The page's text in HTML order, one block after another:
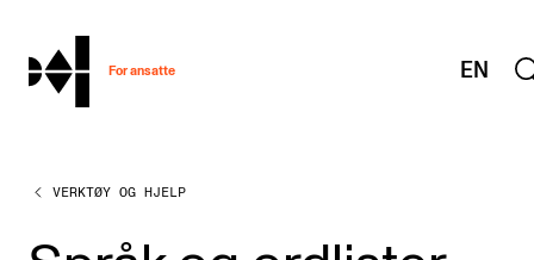
hjem
For ansatte EN
MITT ARBEIDSFORHOLD
Arbeidstid og lønn
VERKTØY OG HJELP